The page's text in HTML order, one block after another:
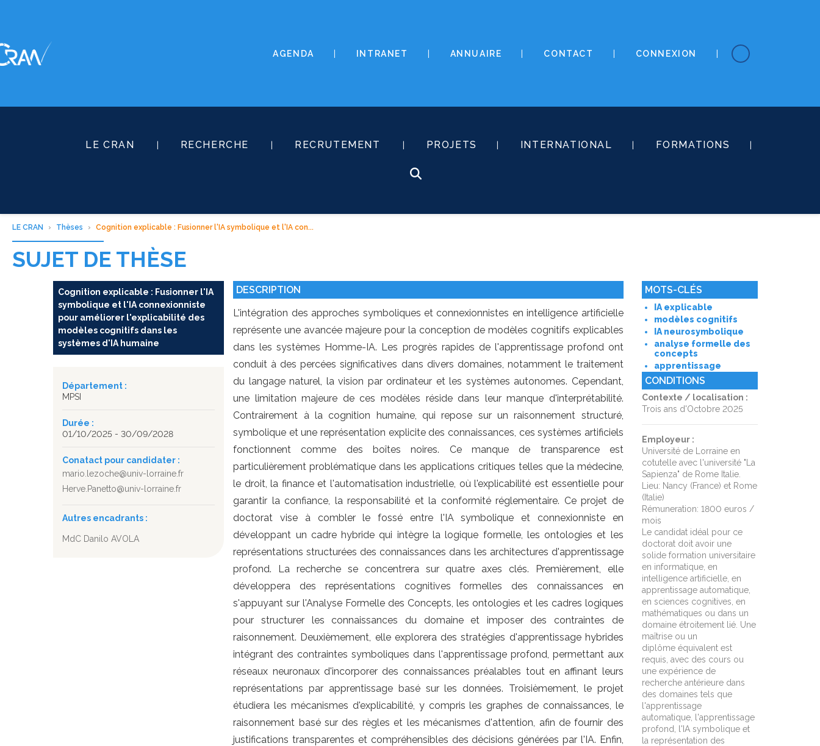
AGENDA INTRANET ANNUAIRE CONTACT CONNEXION
LE CRAN RECHERCHE RECRUTEMENT PROJETS INTERNATIONAL FORMATIONS
LE CRAN Thèses Cognition explicable : Fusionner l'IA symbolique et l'IA con...
SUJET DE THÈSE
Cognition explicable : Fusionner l'IA
symbolique et l'IA connexionniste
pour améliorer l'explicabilité des
modèles cognitifs dans les
systèmes d'IA humaine
Département :
MPSI
Durée :
01/10/2025 - 30/09/2028
Conatact pour candidater :
mario.lezoche@univ-lorraine.fr
Herve.Panetto@univ-lorraine.fr
Autres encadrants :
MdC Danilo AVOLA
DESCRIPTION
L'intégration des approches symboliques et connexionnistes en intelligence artificielle
représente une avancée majeure pour la conception de modèles cognitifs explicables
dans les systèmes Homme-IA. Les progrès rapides de l'apprentissage profond ont
conduit à des percées significatives dans divers domaines, notamment le traitement
du langage naturel, la vision par ordinateur et les systèmes autonomes. Cependant,
une limitation majeure de ces modèles réside dans leur manque d'interprétabilité.
Contrairement à la cognition humaine, qui repose sur un raisonnement structuré,
symbolique et une représentation explicite des connaissances, ces systèmes artificiels
fonctionnent comme des boîtes noires. Ce manque de transparence est
particulièrement problématique dans les applications critiques telles que la médecine,
le droit, la finance et l'automatisation industrielle, où l'explicabilité est essentielle pour
garantir la confiance, la responsabilité et la conformité réglementaire. Ce projet de
doctorat vise à combler le fossé entre l'IA symbolique et connexionniste en
développant un cadre hybride qui intègre la logique formelle, les ontologies et les
représentations structurées des connaissances dans les architectures d'apprentissage
profond. La recherche se concentrera sur quatre axes clés. Premièrement, elle
développera des représentations cognitives formelles des connaissances en
s'appuyant sur l'Analyse Formelle des Concepts, les ontologies et les cadres logiques
pour structurer les connaissances du domaine et imposer des contraintes de
raisonnement. Deuxièmement, elle explorera des stratégies d'apprentissage hybrides
intégrant des contraintes symboliques dans l'apprentissage profond, permettant aux
réseaux neuronaux d'incorporer des connaissances préalables tout en affinant leurs
représentations par apprentissage basé sur les données. Troisièmement, le projet
étudiera les mécanismes d'explicabilité, y compris les graphes de connaissances, le
raisonnement basé sur des règles et les mécanismes d'attention, afin de fournir des
justifications transparentes et compréhensibles des décisions générées par l'IA. Enfin,
MOTS-CLÉS
IA explicable
modèles cognitifs
IA neurosymbolique
analyse formelle des
concepts
apprentissage
CONDITIONS
Contexte / localisation :
Trois ans d'Octobre 2025
Employeur :
Université de Lorraine en
cotutelle avec l'université "La
Sapienza" de Rome Italie.
Lieu: Nancy (France) et Rome
(Italie)
Rémuneration: 1800 euros /
mois
Le candidat idéal pour ce
doctorat doit avoir une
solide formation universitaire
en informatique, en
intelligence artificielle, en
apprentissage automatique,
en sciences cognitives, en
mathématiques ou dans un
domaine étroitement lié. Une
maîtrise ou un
diplôme équivalent est
requis, avec des cours ou
une expérience de
recherche antérieure dans
des domaines tels que
l'apprentissage
automatique, l'apprentissage
profond, l'IA symbolique et
la représentation des